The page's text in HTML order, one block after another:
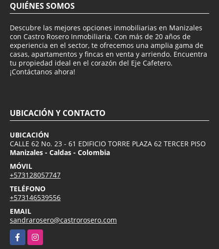
QUIÉNES SOMOS
Descubre las mejores opciones inmobiliarias en Manizales
con Castro Rosero Inmobiliaria. Con más de 20 años de
experiencia en el sector, te ofrecemos una amplia gama de
casas, apartamentos y fincas en venta y arriendo. Encuentra
tu propiedad ideal en el corazón del Eje Cafetero.
¡Contáctanos ahora!
UBICACIÓN Y CONTACTO
UBICACIÓN
CALLE 62 No. 23 - 61 EDIFICIO TORRE PLAZA 62 TERCER PISO
Manizales - Caldas - Colombia
MÓVIL
+573128057747
TELÉFONO
+573146539556
EMAIL
sandrarosero@castrorosero.com
FacebookInstagram